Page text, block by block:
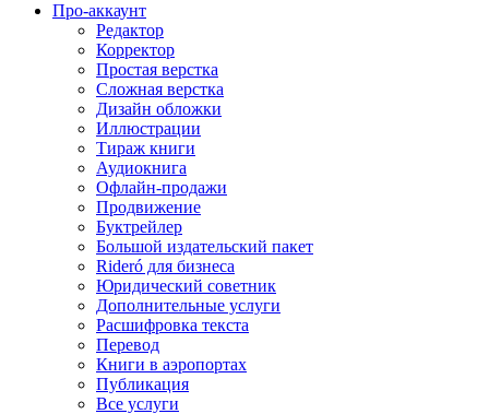
Про-аккаунт
Редактор
Корректор
Простая верстка
Сложная верстка
Дизайн обложки
Иллюстрации
Тираж книги
Аудиокнига
Офлайн-продажи
Продвижение
Буктрейлер
Большой издательский пакет
Rideró для бизнеса
Юридический советник
Дополнительные услуги
Расшифровка текста
Перевод
Книги в аэропортах
Публикация
Все услуги